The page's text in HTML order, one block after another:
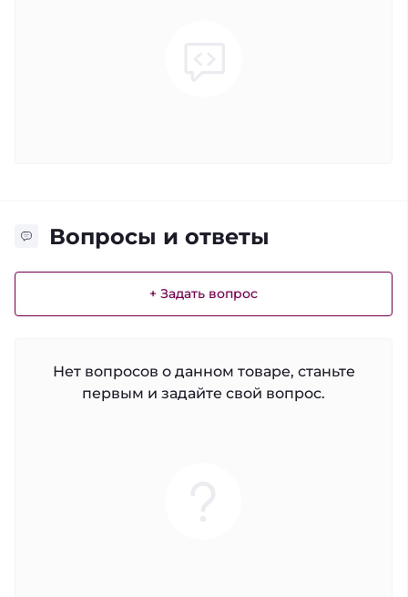
Вопросы и ответы
+ Задать вопрос
Нет вопросов о данном товаре, станьте
первым и задайте свой вопрос.